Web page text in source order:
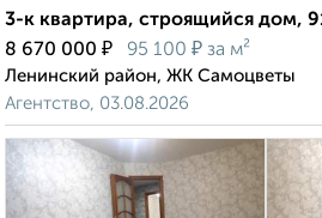
3-к квартира, строящийся дом,
8 670 000 ₽ 95 100 ₽ за м²
Ленинский район, ЖК Самоцветы
Агентство, 03.08.2026